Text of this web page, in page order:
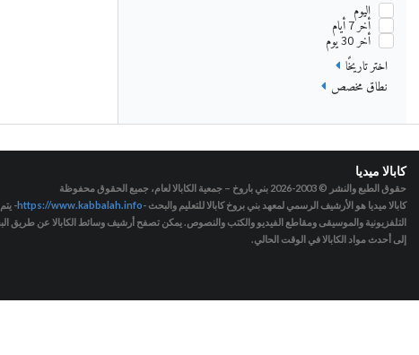
اليوم
أخر 7 أيام
أخر 30 يوم
اختر تاريخًا
نطاق مخصص
كابالا ميديا
حقوق الطبع والنشر © 2003-2026
بني باروخ – جمعية الكابالا لعام، جميع الحقوق محفوظة
كابالا ميديا هو الأرشيف الرسمي لمعهد بني بروخ كابالا للتعليم والبحث -https://www.kabbalah.info
-
التلفزيونية والموسيقى ومقاطع الفيديو والكتب والنصوص. يمكن تصفح أرشيف وسائط الكابالا عن طريق
إلى أحدث مواد الكابالا في الوقت الحالي.